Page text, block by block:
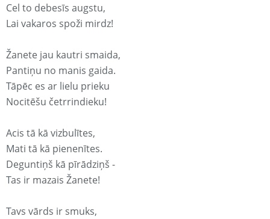
Cel to debesīs augstu,
Lai vakaros spoži mirdz!
Žanete jau kautri smaida,
Pantiņu no manis gaida.
Tāpēc es ar lielu prieku
Nocitēšu četrrindieku!
Acis tā kā vizbulītes,
Mati tā kā pienenītes.
Deguntiņš kā pīrādziņš -
Tas ir mazais Žanete!
Tavs vārds ir smuks,